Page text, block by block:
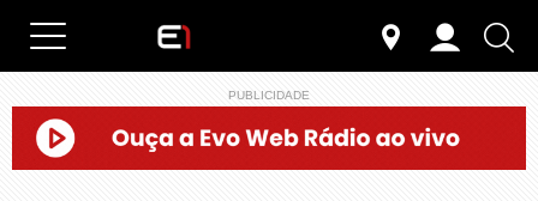
PUBLICIDADE